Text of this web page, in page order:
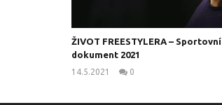
ŽIVOT FREESTYLERA – Sportovní
dokument 2021
14.5.2021
0